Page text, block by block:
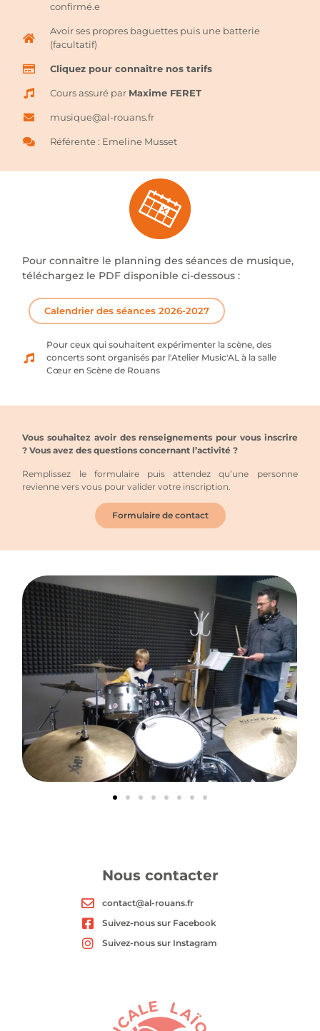
confirmé.e
Avoir ses propres baguettes puis une batterie
(facultatif)
Cliquez pour connaître nos tarifs
Cours assuré par Maxime FERET
musique@al-rouans.fr
Référente : Emeline Musset
Pour connaître le planning des séances de musique,
téléchargez le PDF disponible ci-dessous : ​
Calendrier des séances 2026-2027
Pour ceux qui souhaitent expérimenter la scène, des
concerts sont organisés par l'Atelier Music'AL à la salle
Cœur en Scène de Rouans
Vous souhaitez avoir des renseignements pour vous inscrire
? Vous avez des questions concernant l’activité ?
Remplissez le formulaire puis attendez qu’une personne
revienne vers vous pour valider votre inscription.
Formulaire de contact
Nous contacter
contact@al-rouans.fr
Suivez-nous sur Facebook
Suivez-nous sur Instagram